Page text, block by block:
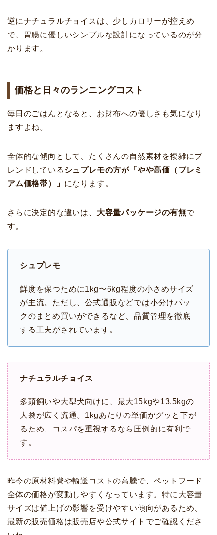
逆にナチュラルチョイスは、少しカロリーが控えめ
で、胃腸に優しいシンプルな設計になっているのが分
かります。
価格と日々のランニングコスト
毎日のごはんとなると、お財布への優しさも気になり
ますよね。
全体的な傾向として、たくさんの自然素材を複雑にブ
レンドしている シュプレモの方が「やや高価（プレミ
アム価格帯）」 になります。
さらに決定的な違いは、 大容量パッケージの有無で
す。
シュプレモ
鮮度を保つために1kg〜6kg程度の小さめサイズ
が主流。ただし、公式通販などでは小分けパッ
クのまとめ買いができるなど、品質管理を徹底
する工夫がされています。
ナチュラルチョイス
多頭飼いや大型犬向けに、最大15kgや13.5kgの
大袋が広く流通。1kgあたりの単価がグッと下が
るため、コスパを重視するなら圧倒的に有利で
す。
昨今の原材料費や輸送コストの高騰で、ペットフード
全体の価格が変動しやすくなっています。特に大容量
サイズは値上げの影響を受けやすい傾向があるため、
最新の販売価格は販売店や公式サイトでご確認くださ